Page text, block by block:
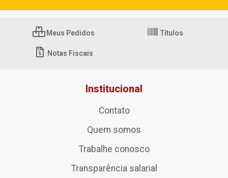
Meus Pedidos Títulos
Notas Fiscais
Institucional
Contato
Quem somos
Trabalhe conosco
Transparência salarial